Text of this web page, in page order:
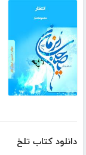
دانلود کتاب تلخ